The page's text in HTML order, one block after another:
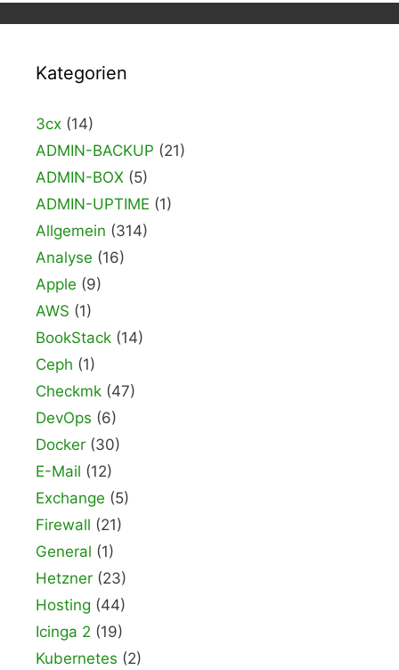
Kategorien
3cx (14)
ADMIN-BACKUP (21)
ADMIN-BOX (5)
ADMIN-UPTIME (1)
Allgemein (314)
Analyse (16)
Apple (9)
AWS (1)
BookStack (14)
Ceph (1)
Checkmk (47)
DevOps (6)
Docker (30)
E-Mail (12)
Exchange (5)
Firewall (21)
General (1)
Hetzner (23)
Hosting (44)
Icinga 2 (19)
Kubernetes (2)